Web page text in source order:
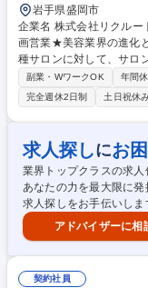
岩手県盛岡市
企業名 株式会社リクルート 求人名 【盛岡】★HOT PEPPER
画営業★美容業界の進化と発展のサポー
種サロンに対して、サロ
などを通して、業界や担
に対して具体的な解決策を提案して
イアントへ新規・既存営
く、店舗集客UPの課題
ャンペーンや特別メニュ
できます。【例えば…】
ム・ヨガ等に対し、『
LON BOARD』を用いた業務支援を
T PEPPER Beautyの企
副業・WワークOK 年間
完全週休2日制
土日祝休
求人探しにお
業界トップクラスの求人
あなたの力を最大限に発
求人探しをお手伝いしま
アドバイザーに相
契約社員